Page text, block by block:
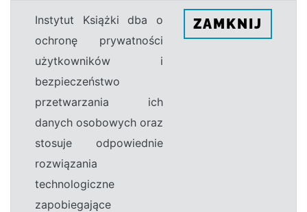
Instytut Książki dba o
ochronę prywatności
użytkowników i
bezpieczeństwo
przetwarzania ich
danych osobowych oraz
stosuje odpowiednie
rozwiązania
technologiczne
zapobiegające
ZAMKNIJ